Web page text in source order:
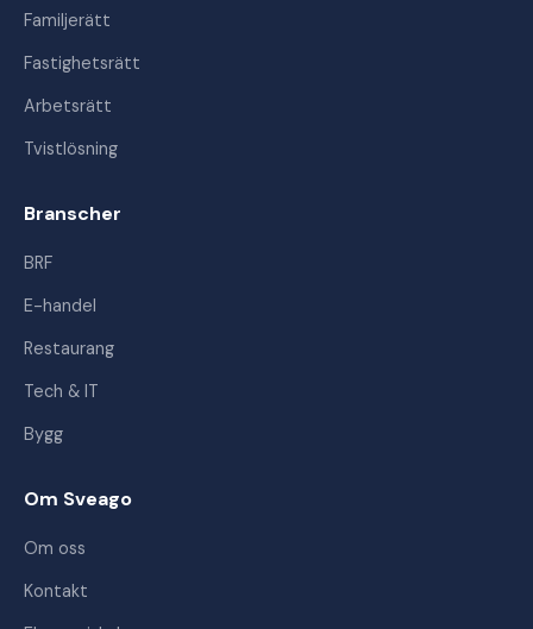
Familjerätt
Fastighetsrätt
Arbetsrätt
Tvistlösning
Branscher
BRF
E-handel
Restaurang
Tech & IT
Bygg
Om Sveago
Om oss
Kontakt